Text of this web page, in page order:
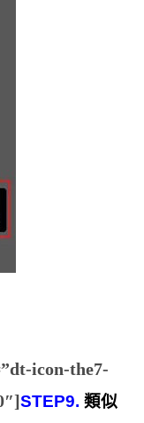
icon-the7-
STEP9. 類似